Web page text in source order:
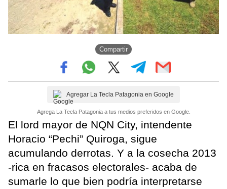
Compartir
Agregar La Tecla Patagonia en Google
Agrega La Tecla Patagonia a tus medios preferidos en Google.
El lord mayor de NQN City, intendente
Horacio “Pechi” Quiroga, sigue
acumulando derrotas. Y a la cosecha 2013
-rica en fracasos electorales- acaba de
sumarle lo que bien podría interpretarse